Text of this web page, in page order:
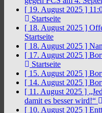
[ 19. August 2025 ]
Startseite
[ 18. August 2025 ]
Startseite
[ 18. August 2025 ]
[ 17. August 2025 ]
Startseite
[ 15. August 2025 ]
[ 14. August 2025 ]
[ 11. August 2025 ]
damit es besser wird!“
[ 10. August 2025 ]